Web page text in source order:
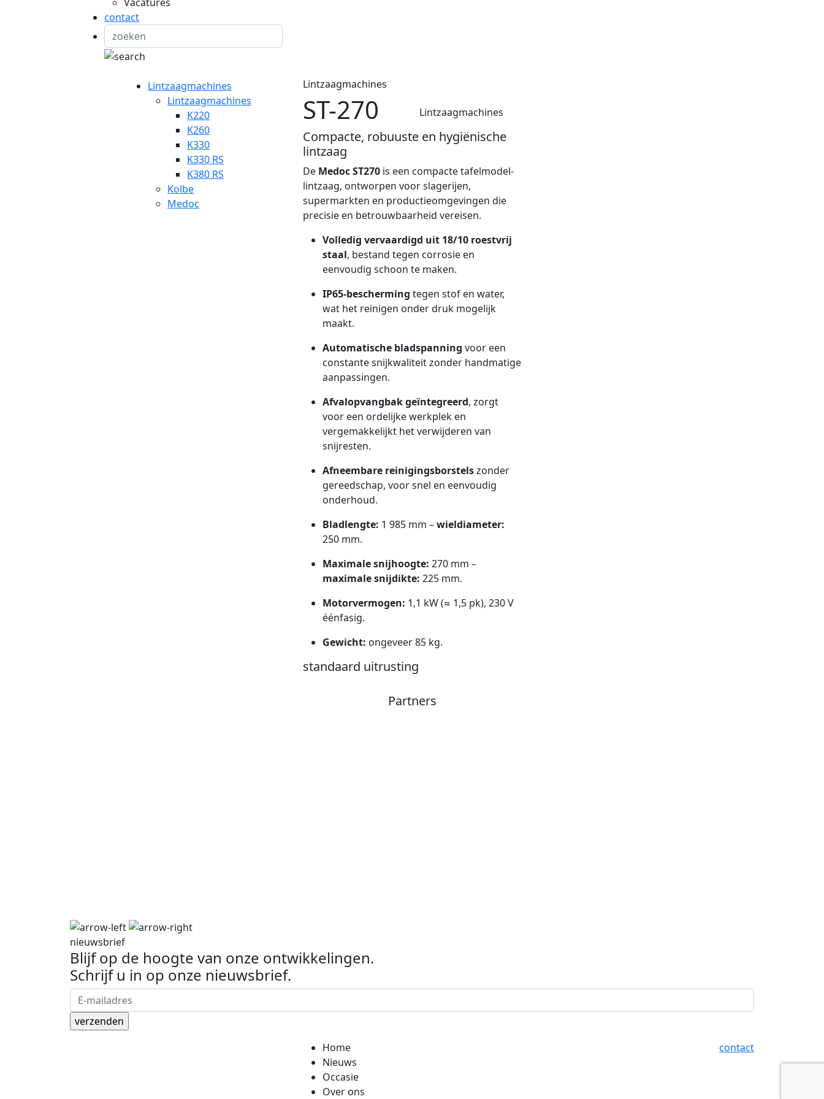
contact
Lintzaagmachines
Lintzaagmachines
K220
K260
K330
K330 RS
K380 RS
Kolbe
Medoc
Lintzaagmachines
ST-270 Lintzaagmachines
Compacte, robuuste en hygiënische
lintzaag
De Medoc ST270 is een compacte tafelmodel-
lintzaag, ontworpen voor slagerijen,
supermarkten en productieomgevingen die
precisie en betrouwbaarheid vereisen.
Volledig vervaardigd uit 18/10 roestvrij
staal, bestand tegen corrosie en
eenvoudig schoon te maken.
IP65-bescherming tegen stof en water,
wat het reinigen onder druk mogelijk
maakt.
Automatische bladspanning voor een
constante snijkwaliteit zonder handmatige
aanpassingen.
Afvalopvangbak geïntegreerd, zorgt
voor een ordelijke werkplek en
vergemakkelijkt het verwijderen van
snijresten.
Afneembare reinigingsborstelszonder
gereedschap, voor snel en eenvoudig
onderhoud.
Bladlengte: 1 985 mm –wieldiameter:
250 mm.
Maximale snijhoogte: 270 mm –
maximale snijdikte: 225 mm.
Motorvermogen: 1,1 kW (≈ 1,5 pk), 230 V
éénfasig.
Gewicht: ongeveer 85 kg.
standaard uitrusting
Partners
nieuwsbrief
Blijf op de hoogte van onze ontwikkelingen.
Schrijf u in op onze nieuwsbrief.
Home
Nieuws
Occasie
Over ons
contact